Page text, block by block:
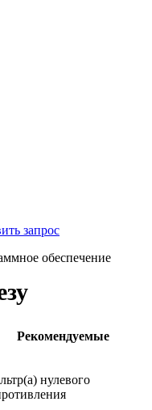
запрос
обеспечение
Рекомендуемые
нулевого